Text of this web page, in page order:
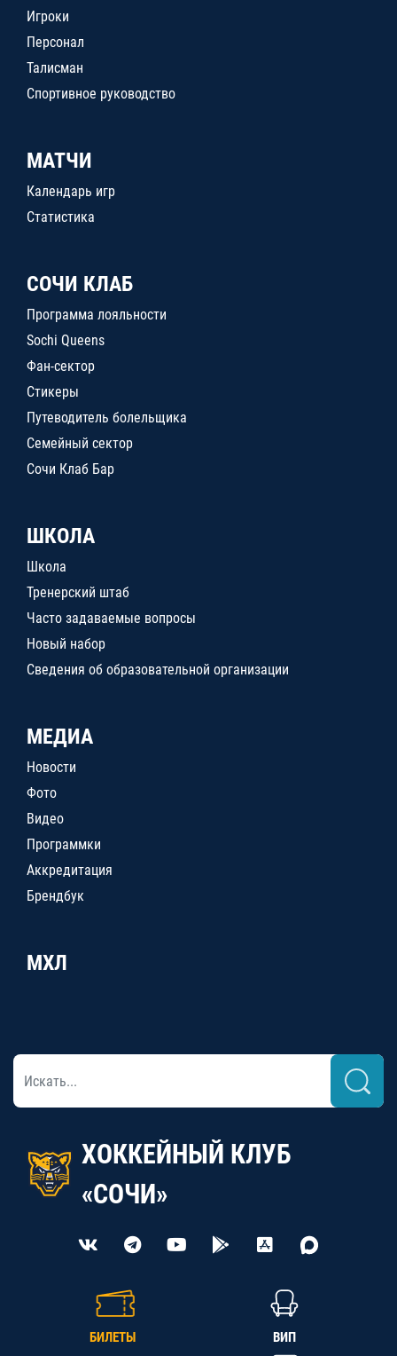
Игроки
Персонал
Талисман
Спортивное руководство
МАТЧИ
Календарь игр
Статистика
СОЧИ КЛАБ
Программа лояльности
Sochi Queens
Фан-сектор
Стикеры
Путеводитель болельщика
Семейный сектор
Сочи Клаб Бар
ШКОЛА
Школа
Тренерский штаб
Часто задаваемые вопросы
Новый набор
Сведения об образовательной организации
МЕДИА
Новости
Фото
Видео
Программки
Аккредитация
Брендбук
МХЛ
ХОККЕЙНЫЙ КЛУБ
«СОЧИ»
БИЛЕТЫ ВИП